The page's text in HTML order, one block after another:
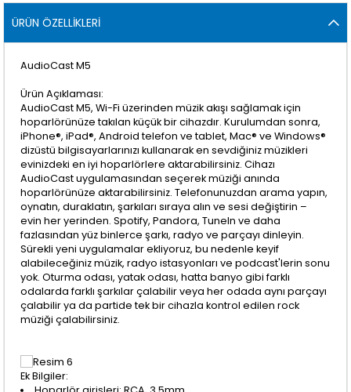
ÜRÜN ÖZELLIKLERI
AudioCast M5
Ürün Açıklaması:
AudioCast M5, Wi-Fi üzerinden müzik akışı sağlamak için
hoparlörünüze takılan küçük bir cihazdır. Kurulumdan sonra,
iPhone®, iPad®, Android telefon ve tablet, Mac® ve Windows®
dizüstü bilgisayarlarınızı kullanarak en sevdiğiniz müzikleri
evinizdeki en iyi hoparlörlere aktarabilirsiniz. Cihazı
AudioCast uygulamasından seçerek müziği anında
hoparlörünüze aktarabilirsiniz. Telefonunuzdan arama yapın,
oynatın, duraklatın, şarkıları sıraya alın ve sesi değiştirin –
evin her yerinden. Spotify, Pandora, TuneIn ve daha
fazlasından yüz binlerce şarkı, radyo ve parçayı dinleyin.
Sürekli yeni uygulamalar ekliyoruz, bu nedenle keyif
alabileceğiniz müzik, radyo istasyonları ve podcast'lerin sonu
yok. Oturma odası, yatak odası, hatta banyo gibi farklı
odalarda farklı şarkılar çalabilir veya her odada aynı parçayı
çalabilir ya da partide tek bir cihazla kontrol edilen rock
müziği çalabilirsiniz.
Ek Bilgiler: